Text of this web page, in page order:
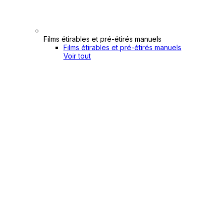
Films étirables et pré-étirés manuels
Films étirables et pré-étirés manuels
Voir tout